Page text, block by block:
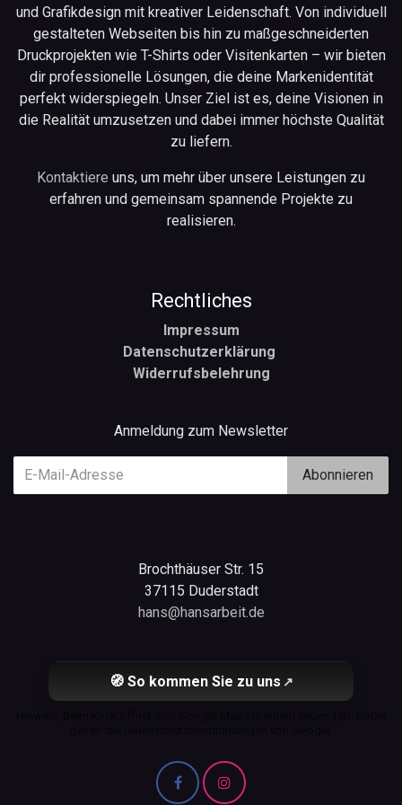
Vor Feuchtigkeit/Nässe schützen; Oberfläche
nur trocken/leicht feucht abwischen, nicht
scheuern.
Von offenem Feuer, Hitzequellen und starken
Magnetfeldern fernhalten.
Hinweis: Farbabweichungen sind
produktionsbedingt möglich (CMYK). Kanten und
Nässe möglich.
Rechtliches
Impressum
Datenschutzerklärung
Widerrufsbelehrung
Anmeldung zum Newsletter
Abonnieren
und Grafikdesign mit kreativer Leidenschaft. Von individuell
gestalteten Webseiten bis hin zu maßgeschneiderten
Druckprojekten wie T-Shirts oder Visitenkarten – wir bieten
dir professionelle Lösungen, die deine Markenidentität
perfekt widerspiegeln. Unser Ziel ist es, deine Visionen in
die Realität umzusetzen und dabei immer höchste Qualität
zu liefern.
Kontaktiere uns, um mehr über unsere Leistungen zu
erfahren und gemeinsam spannende Projekte zu
realisieren.
Brochthäuser Str. 15
37115 Duderstadt
hans@hansarbeit.de
🧭 So kommen Sie zu uns ↗